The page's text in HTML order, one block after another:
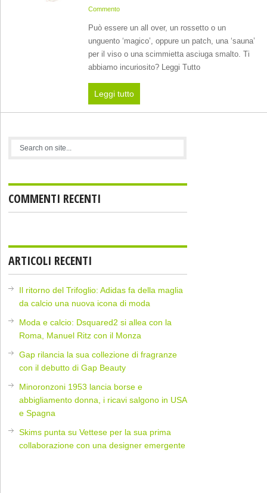
Commento
Può essere un all over, un rossetto o un
unguento ‘magico’, oppure un patch, una ‘sauna’
per il viso o una scimmietta asciuga smalto. Ti
abbiamo incuriosito? Leggi Tutto
Leggi tutto
COMMENTI RECENTI
ARTICOLI RECENTI
Il ritorno del Trifoglio: Adidas fa della maglia
da calcio una nuova icona di moda
Moda e calcio: Dsquared2 si allea con la
Roma, Manuel Ritz con il Monza
Gap rilancia la sua collezione di fragranze
con il debutto di Gap Beauty
Minoronzoni 1953 lancia borse e
abbigliamento donna, i ricavi salgono in USA
e Spagna
Skims punta su Vettese per la sua prima
collaborazione con una designer emergente